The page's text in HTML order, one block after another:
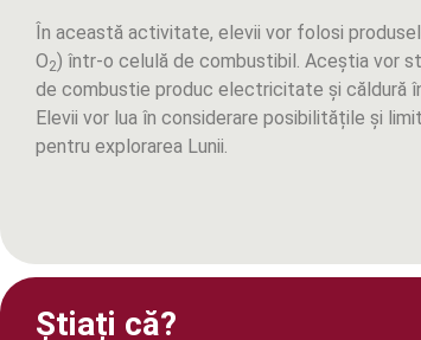
În această activitate, elevii vor folosi
O2) într-o celulă de combustibil. Aceștia vor
de combustie produc electricitate și căldură
Elevii vor lua în considerare posibilitățile și
pentru explorarea Lunii.
Știați că?